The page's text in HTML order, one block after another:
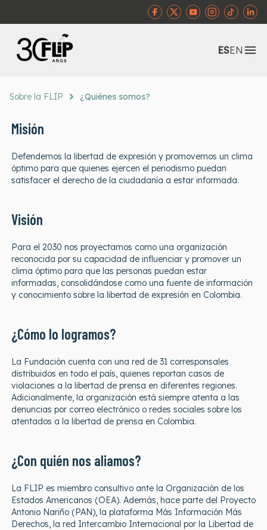
ESEN
Sobre la FLIP ¿Quiénes somos?
Misión
Defendemos la libertad de expresión y promovemos un clima
óptimo para que quienes ejercen el periodismo puedan
satisfacer el derecho de la ciudadanía a estar informada.
Visión
Para el 2030 nos proyectamos como una organización
reconocida por su capacidad de influenciar y promover un
clima óptimo para que las personas puedan estar
informadas, consolidándose como una fuente de información
y conocimiento sobre la libertad de expresión en Colombia.
¿Cómo lo logramos?
La Fundación cuenta con una red de 31 corresponsales
distribuidos en todo el país, quienes reportan casos de
violaciones a la libertad de prensa en diferentes regiones.
Adicionalmente, la organización está siempre atenta a las
denuncias por correo electrónico o redes sociales sobre los
atentados a la libertad de prensa en Colombia.
¿Con quién nos aliamos?
La FLIP es miembro consultivo ante la Organización de los
Estados Americanos (OEA). Además, hace parte del Proyecto
Antonio Nariño (PAN), la plataforma Más Información Más
Derechos, la red Intercambio Internacional por la Libertad de